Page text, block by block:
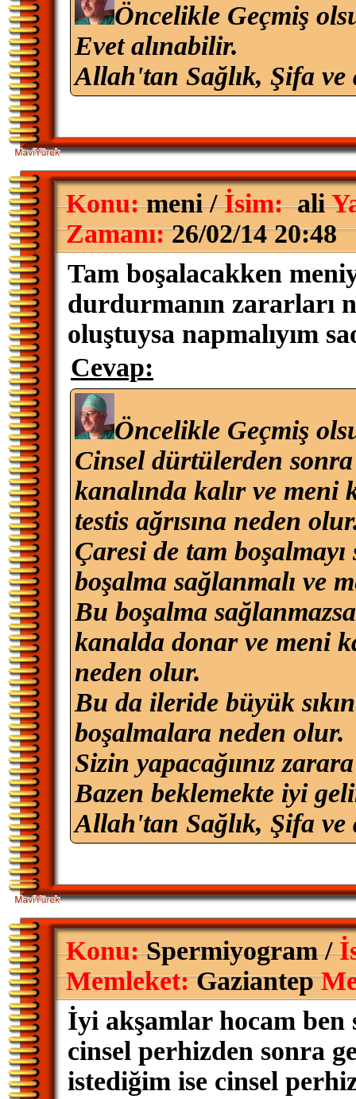
Öncelikle Geçmiş
Evet alınabilir.
Allah'tan Sağlık, Şifa
Konu:meni /İsim:ali
Zamanı:26/02/14 20:48
Tam boşalacakken
durdurmanın zararları
oluştuysa napmalıyım
Cevap:
Öncelikle Geçmiş
Cinsel dürtülerden
kanalında kalır ve meni
testis ağrısına neden
Çaresi de tam
boşalma sağlanmalı ve
Bu boşalma
kanalda donar ve meni
neden olur.
Bu da ileride büyük
boşalmalara neden olur.
Sizin yapacağıınız
Bazen beklemekte iyi
Allah'tan Sağlık, Şifa
Konu:Spermiyogram /
Memleket:Gaziantep
İyi akşamlar hocam ben
cinsel perhizden sonra
istediğim ise cinsel